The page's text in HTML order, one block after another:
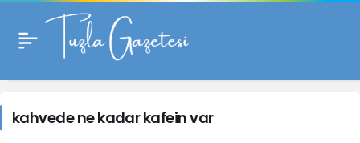
kahvede
ne
kahvede ne kadar kafein var